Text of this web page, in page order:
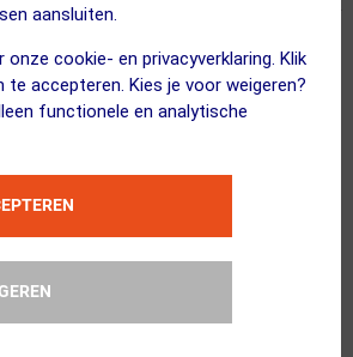
aansluiten.
onze cookie- en privacyverklaring. Klik
te accepteren. Kies je voor weigeren?
functionele en analytische